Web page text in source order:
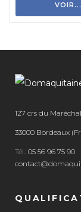
VOIR...
127 crs du
33000 Bordeaux
Tél.: 05 56 96 75 90